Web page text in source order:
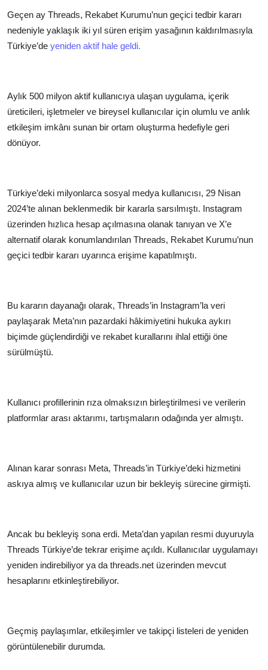
Geçen ay Threads, Rekabet Kurumu’nun geçici tedbir kararı
nedeniyle yaklaşık iki yıl süren erişim yasağının kaldırılmasıyla
Türkiye’de yeniden aktif hale geldi.
Aylık 500 milyon aktif kullanıcıya ulaşan uygulama, içerik
üreticileri, işletmeler ve bireysel kullanıcılar için olumlu ve anlık
etkileşim imkânı sunan bir ortam oluşturma hedefiyle geri
dönüyor.
Türkiye’deki milyonlarca sosyal medya kullanıcısı, 29 Nisan
2024’te alınan beklenmedik bir kararla sarsılmıştı. Instagram
üzerinden hızlıca hesap açılmasına olanak tanıyan ve X’e
alternatif olarak konumlandırılan Threads, Rekabet Kurumu’nun
geçici tedbir kararı uyarınca erişime kapatılmıştı.
Bu kararın dayanağı olarak, Threads’in Instagram’la veri
paylaşarak Meta’nın pazardaki hâkimiyetini hukuka aykırı
biçimde güçlendirdiği ve rekabet kurallarını ihlal ettiği öne
sürülmüştü.
Kullanıcı profillerinin rıza olmaksızın birleştirilmesi ve verilerin
platformlar arası aktarımı, tartışmaların odağında yer almıştı.
Alınan karar sonrası Meta, Threads’in Türkiye’deki hizmetini
askıya almış ve kullanıcılar uzun bir bekleyiş sürecine girmişti.
Ancak bu bekleyiş sona erdi. Meta’dan yapılan resmi duyuruyla
Threads Türkiye’de tekrar erişime açıldı. Kullanıcılar uygulamayı
yeniden indirebiliyor ya da threads.net üzerinden mevcut
hesaplarını etkinleştirebiliyor.
Geçmiş paylaşımlar, etkileşimler ve takipçi listeleri de yeniden
görüntülenebilir durumda.